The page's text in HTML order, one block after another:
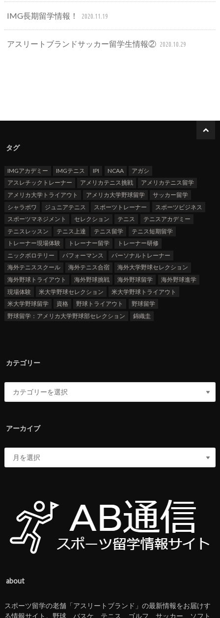
IMG長期留学情報！ 2020.11.19
アスリートブランドサッカー留学生情報② 2020.10.29
タグ
IMGアカデミー IMGテニス IPI NCAA
アガシ
アスレチックトレーナー
アメリカテニス挑戦
アメリカテニス留学
アメリカ大学トライアウト
アメリカ大学野球留学
サッカー留学
シャラポワ
ジュニアテニス スポーツトレーナー
スポーツビジネス
スポーツマネジメント
セレクション テニス
テニスアカデミー
テニスレッスン
テニス上達 テニス留学
テニス短期留学
トレーナー現場体験
トレーナー留学
トレーナー研修
ニックボロテリー
パフォーマンス
パーソナルトレーナー
海外テニススクール
海外テニス合宿
海外大学野球セレクション
海外野球トライアウト
海外野球挑戦 海外野球留学
海外野球進学
現場体験
米大学野球セレクション
米大学野球トライアウト
米大学野球留学
資格 野球トライアウト
野球留学
野球留学：アメリカ大学野球部セレクション
錦織圭
カテゴリー
アーカイブ
about
スポーツ留学の老舗「アスリートブランド」の最新情報をお届けす
る情報サイト。野球、バスケ、テニス、ゴルフ、サッカー、ソフト